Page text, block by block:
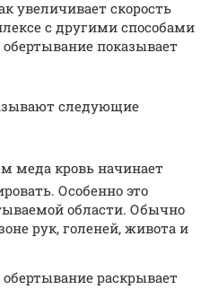
увеличивает скорость
с другими способами
показывает
следующие
меда кровь начинает
Особенно это
области. Обычно
рук, голеней, живота и
раскрывает